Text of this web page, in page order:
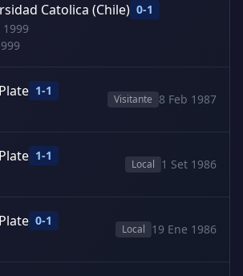
Catolica (Chile) 0-1
1-1
Visitante 8 Feb 1987
1-1
Local 1 Set 1986
0-1
Local 19 Ene 1986